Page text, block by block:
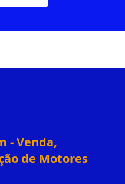
- Venda,
de Motores